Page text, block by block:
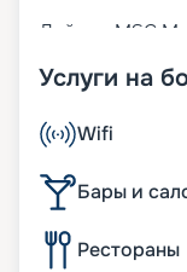
Лайнер MSC
повысить
проведена
них 13
разместиться
фортепиано и
характеристики:
Услуги на
Wifi
Бары и
Рестораны